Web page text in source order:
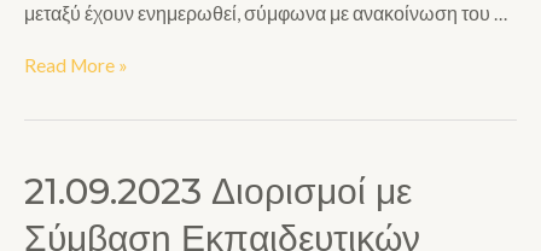
μεταξύ έχουν ενημερωθεί, σύμφωνα με ανακοίνωση του …
Read More »
21.09.2023 Διορισμοί με
Σύμβαση Εκπαιδευτικών